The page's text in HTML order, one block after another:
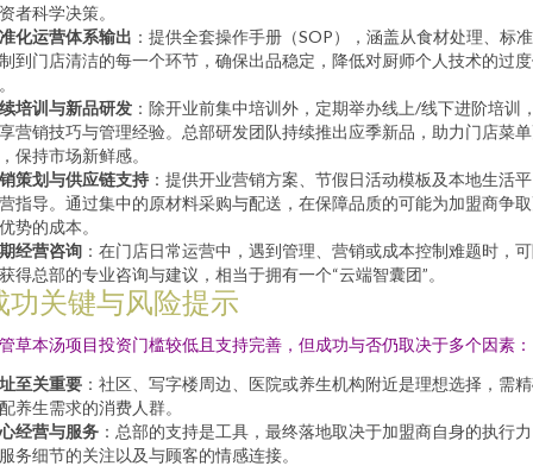
者科学决策。
化运营体系输出 ：提供全套操作手册（SOP），涵盖从食材处理、标
到门店清洁的每一个环节，确保出品稳定，降低对厨师个人技术的过
培训与新品研发 ：除开业前集中培训外，定期举办线上/线下进阶培训
营销技巧与管理经验。总部研发团队持续推出应季新品，助力门店菜
保持市场新鲜感。
策划与供应链支持 ：提供开业营销方案、节假日活动模板及本地生活
指导。通过集中的原材料采购与配送，在保障品质的可能为加盟商争
势的成本。
经营咨询 ：在门店日常运营中，遇到管理、营销或成本控制难题时，
得总部的专业咨询与建议，相当于拥有一个“云端智囊团”。
功关键与风险提示
草本汤项目投资门槛较低且支持完善，但成功与否仍取决于多个因素：
至关重要 ：社区、写字楼周边、医院或养生机构附近是理想选择，需
养生需求的消费人群。
经营与服务 ：总部的支持是工具，最终落地取决于加盟商自身的执行
务细节的关注以及与顾客的情感连接。